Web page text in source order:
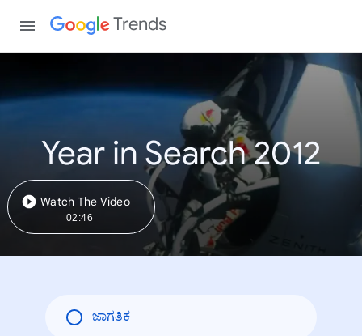
Trends
Year in Search 2012
Watch The Video
02:46
ಜಾಗತಿಕ